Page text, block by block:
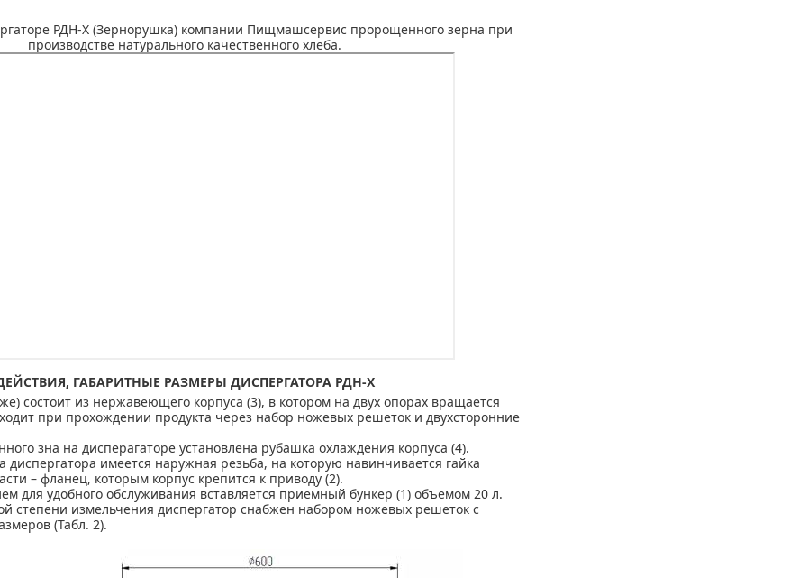
РДН-Х (Зернорушка) компании Пищмашсервис пророщенного зерна при
производстве натурального качественного хлеба.
ГАБАРИТНЫЕ РАЗМЕРЫ ДИСПЕРГАТОРА РДН-Х
состоит из нержавеющего корпуса (3), в котором на двух опорах вращается
при прохождении продукта через набор ножевых решеток и двухсторонние
зна на дисперагаторе установлена рубашка охлаждения корпуса (4).
диспергатора имеется наружная резьба, на которую навинчивается гайка
– фланец, которым корпус крепится к приводу (2).
для удобного обслуживания вставляется приемный бункер (1) объемом 20 л.
степени измельчения диспергатор снабжен набором ножевых решеток с
(Табл. 2).